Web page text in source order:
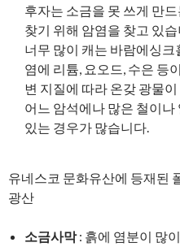
후자는 소금을 못 쓰게 만
찾기 위해 암염을 찾고 있
너무 많이 캐는 바람에싱
염에 리튬, 요오드, 수은 등
변 지질에 따라 온갖 광물
어느 암석에나 많은 철이
있는 경우가 많습니다.
유네스코 문화유산에 등재된
광산
소금사막: 흙에 염분이 많